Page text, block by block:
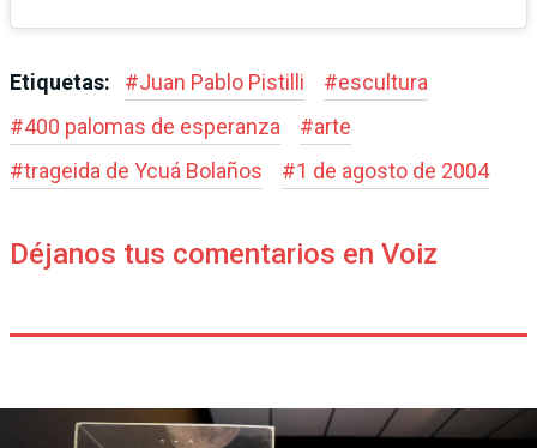
Etiquetas: #Juan Pablo Pistilli #escultura
#400 palomas de esperanza #arte
#trageida de Ycuá Bolaños #1 de agosto de 2004
Déjanos tus comentarios en Voiz